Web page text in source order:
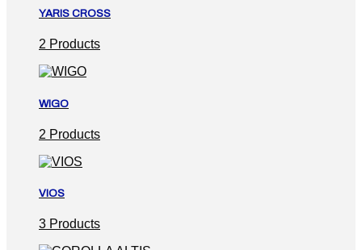
YARIS CROSS
2 Products
WIGO
2 Products
VIOS
3 Products